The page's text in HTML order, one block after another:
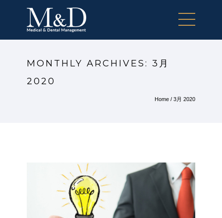
MONTHLY ARCHIVES: 3月
2020
Home / 3月 2020